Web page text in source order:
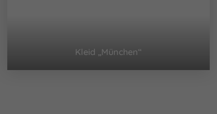
Kleid „München“
Essenziell (1)